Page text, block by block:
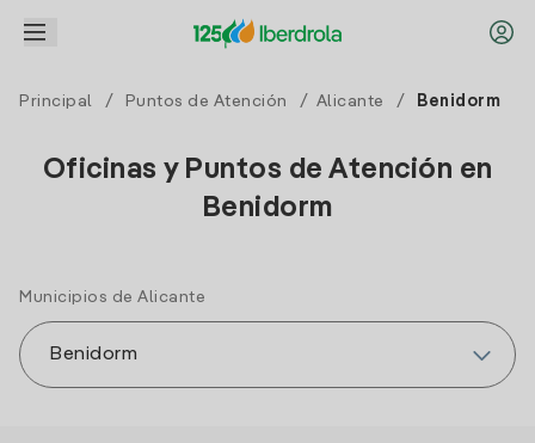
Principal / Puntos de Atención / Alicante / Benidorm
Oficinas y Puntos de Atención en
Benidorm
Municipios de Alicante